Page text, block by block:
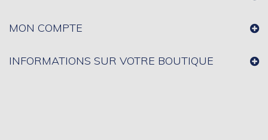
MON COMPTE
INFORMATIONS SUR VOTRE BOUTIQUE